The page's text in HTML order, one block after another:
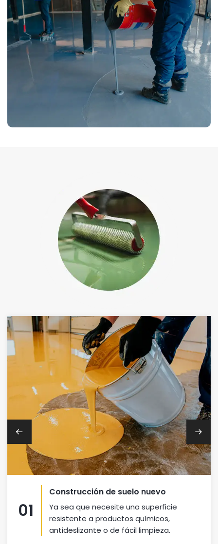
02
Reparación de suelos epoxi
Desde la eliminación de imperfecciones
hasta la aplicación de nuevas capas de
pintura epoxi.